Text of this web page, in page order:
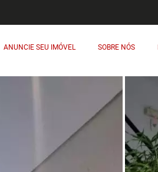
ANUNCIE SEU IMÓVEL SOBRE NÓS